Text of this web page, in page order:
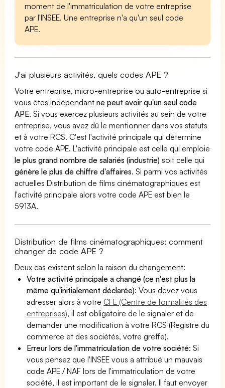
moment de l'immatriculation de votre entreprise
par l'INSEE. Une entreprise n'a qu'un seul code
APE.
J'ai plusieurs activités, quels codes APE ?
Votre entreprise, micro-entreprise ou auto-entreprise si
vous êtes indépendantne peut avoir qu'un seul code
APE. Si vous exercez plusieurs activités au sein de votre
entreprise, vous avez dû le mentionner dans vos statuts
et à votre RCS. C'est l'activité principale qui détermine
votre code APE. L'activité principale est celle qui emploie
le plus grand nombre de salariés (industrie) soit celle qui
génère le plus de chiffre d'affaires. Si parmi vos activités
actuelles Distribution de films cinématographiques est
l'activité principale alors votre code APE est bien le
5913A.
Distribution de films cinématographiques: comment
changer de code APE ?
Deux cas existent selon la raison du changement:
Votre activité principale a changé (ce n'est plus la
même qu'initialement déclarée): Vous devez vous
adresser alors à votre CFE (Centre de formalités des
entreprises), il est obligatoire de le signaler et de
demander une modification à votre RCS (Registre du
commerce et des sociétés, votre greffe).
Erreur lors de l'immatriculation de votre société:Si
vous pensez que l'INSEE vous a attribué un mauvais
code APE / NAF lors de l'immatriculation de votre
société, il est important de le signaler. Il faut envoyer